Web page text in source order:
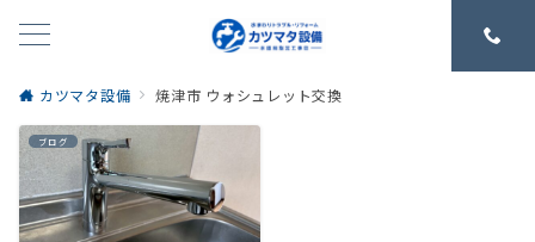
カツマタ設備 焼津市 ウォシュレット交換
ブログ